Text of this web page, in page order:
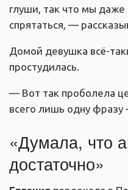
глуши, так что мы даже
спрятаться, —
Домой девушка всё-
простудилась.
— Вот так проболела
всего лишь одну
«Думала, что
достаточно»